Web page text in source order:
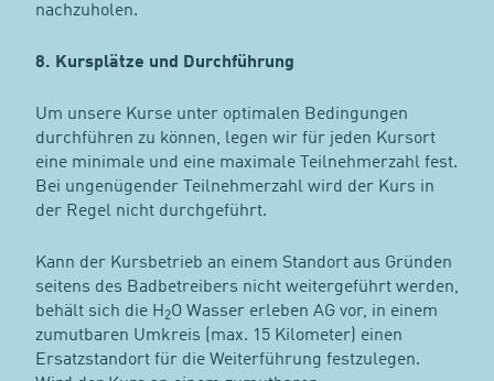
nachzuholen.
8. Kursplätze und Durchführung
Um unsere Kurse unter optimalen Bedingungen
durchführen zu können, legen wir für jeden Kursort
eine minimale und eine maximale Teilnehmerzahl fest.
Bei ungenügender Teilnehmerzahl wird der Kurs in
der Regel nicht durchgeführt.
Kann der Kursbetrieb an einem Standort aus Gründen
seitens des Badbetreibers nicht weitergeführt werden,
behält sich die H2O Wasser erleben AG vor, in einem
zumutbaren Umkreis (max. 15 Kilometer) einen
Ersatzstandort für die Weiterführung festzulegen.